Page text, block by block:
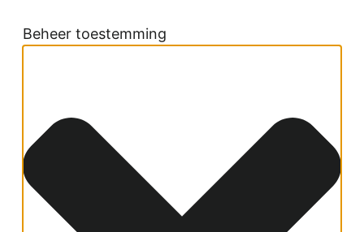
Beheer toestemming